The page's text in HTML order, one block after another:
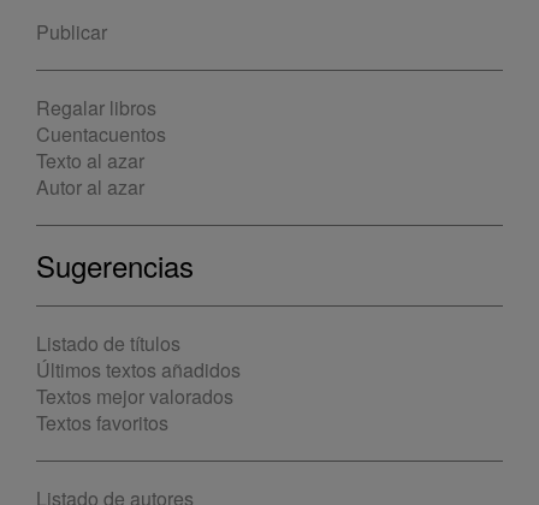
Publicar
Regalar libros
Cuentacuentos
Texto al azar
Autor al azar
Sugerencias
Listado de títulos
Últimos textos añadidos
Textos mejor valorados
Textos favoritos
Listado de autores